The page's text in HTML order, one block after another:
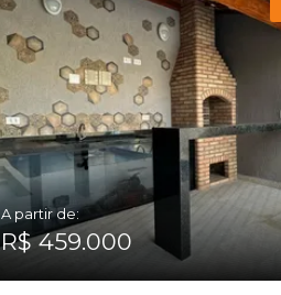
A partir de:
R$ 459.000